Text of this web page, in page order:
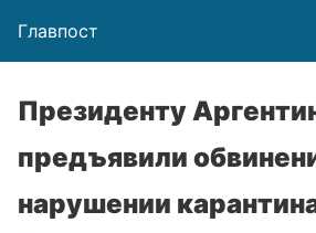
Главпост
Президенту
предъявили
нарушении